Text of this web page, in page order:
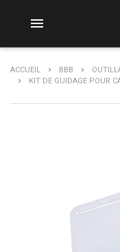

ACCUEIL BBB
KIT DE GUIDAGE POUR